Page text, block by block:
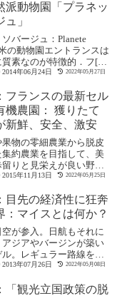
派動物園「プラネッ
ュ」
ソバージュ：Planete
の動物園エントランスは
素なのが特徴的．フ[続
2014年06月24日 2022年05月27日
フランスの最新セル
機農園： 獲りたて
新鮮、安全、激安
果物の零細農業から脱皮
約農業を目指して、美
りと見栄えが良い野菜
きを読む]
2015年11月13日 2022年05月25日
目先の経済性に狂奔
：マイスとは何か？
が参入。日航もそれに
ジアやバージンが築い
。レギュラー路線を持
きを読む]
2013年07月26日 2022年05月08日
「観光立国政策の脱